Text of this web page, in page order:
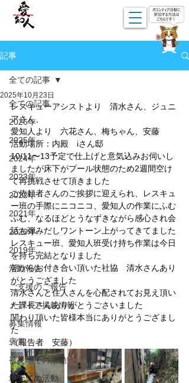
記事
全ての記事
2026年
2025年
2024年
2023年
2022年
2021年
2020年
2019年
活動報告
ご支援のご報告
メディア掲載情報
募集情報
褒賞
被災地での活動
地元での活動
全ての記事
2025年10月23日
レスキューアシストより　清水さん、ジュニ
アさん、
愛知人より　六花さん、梅ちゃん、安藤
活動場所：内殿　iさん邸
10/11〜13予定で仕上げと意気込みお伺いし
ましたが床下がプール状態のため2週間空け
て再挑戦させて頂きました
ご依頼者さんのご挨拶に迎えられ、レスキュ
ー班の手際にニコニコ、愛知人の作業にふむ
ふむ、なるほどとうなずきながら感心され会
話も弾みだしワントーン上がってきてました
レスキュー班、愛知人班受け持ち作業は今日
を持ち完結となりました
朝からお付き合い頂いた社協　清水さんあり
がとうござました
清水さんと住人さんを心配されてお見え頂い
た課長さんありがとうごさいました
関わり頂いた皆様本当にありがとうござまし
た
（報告者　安藤）